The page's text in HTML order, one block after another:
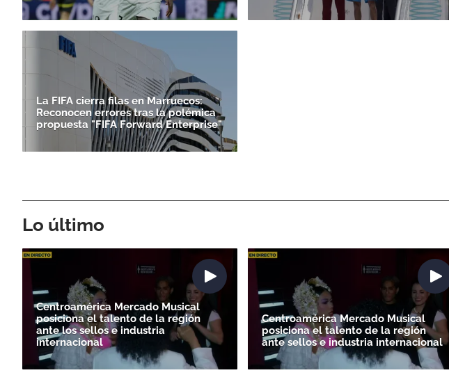
La FIFA cierra filas en Marruecos:
Reconocen errores tras la polémica
propuesta "FIFA Forward Enterprise"
Lo último
Centroamérica Mercado Musical
posiciona el talento de la región
ante los sellos e industria
internacional
Centroamérica Mercado Musical
posiciona el talento de la región
ante sellos e industria internacional